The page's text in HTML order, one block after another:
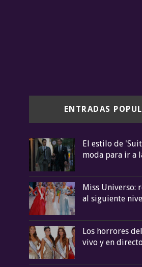
ENTRADAS
El estilo de
moda para ir a
Miss Universo:
al siguiente nivel
Los horrores
vivo y en